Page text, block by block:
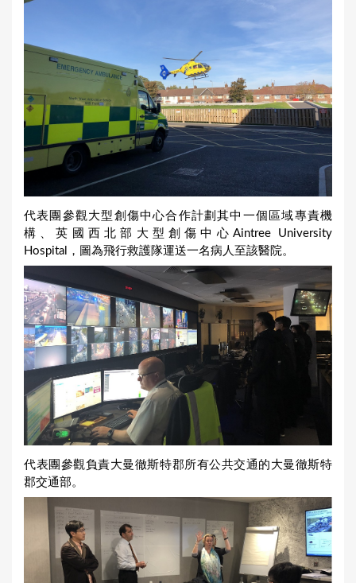
代表團參觀大型創傷中心合作計劃其中一個區域專責機
構、英國西北部大型創傷中心Aintree University
Hospital，圖為飛行救護隊運送一名病人至該醫院。
代表團參觀負責大曼徹斯特郡所有公共交通的大曼徹斯特
郡交通部。